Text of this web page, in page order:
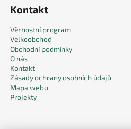
Kontakt
Věrnostní program
Velkoobchod
Obchodní podmínky
O nás
Kontakt
Zásady ochrany osobních údajů
Mapa webu
Projekty